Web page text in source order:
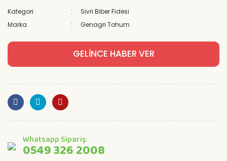
Kategori
Sivri Biber Fidesi
Marka
Genagri Tohum
GELİNCE HABER VER
Whatsapp Sipariş:
0549 326 2008